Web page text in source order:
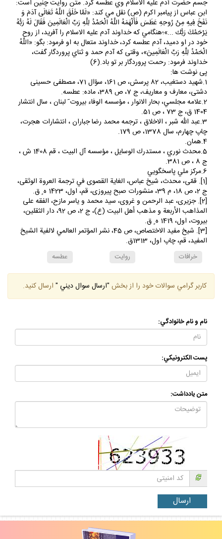
جسم حضرت آدم عليه الاسلام وي عطسه كرد. متن روايت چنين است:
ابن عباس از پيامبر اكرم (ص) نقل مي كند: «لَمَّا خَلَقَ اللَّهُ تَعَالَى آدَمَ وَ
نَفَخَ فِيهِ مِنْ رُوحِهِ عَطَسَ فَأَلْهَمَهُ اللَّهُ الْحَمْدُ لِلَّهِ رَبِّ الْعَالَمِينَ فَقَالَ لَهُ رَبُّهُ
يَرْحَمُكَ رَبُّك ...»؛هنگامي كه خداوند آدم عليه الاسلام را آفريد، از روح
خود در او دميد، آدم عطسه كرد، خداوند متعال به او فرمود: بگو: «اللَّهُ
الْحَمْدُ لِلَّهِ رَبِّ الْعَالَمِينَ»، وقتى كه آدم حمد و ثناي پروردگار گفت،
خداوند فرمود: رحمت پروردگار بر تو باد.(6)
پى نوشت ها:
1.شهيد دستغيب، 82 پرسش، ص 161، سؤال 71، مصطفى حسينى
دشتى، معارف و معاريف، ج 7، ص 389، ماده: عطسه.
2.علامه مجلسي، بحار الانوار ، مؤسسه الوفاء بيروت ٓ لبنان ، سال انتشار
1404 ق، ج 73 ، ص 51.
3.عبد الله شبر ، الاخلاق ، ترجمه محمد رضا جباران ، انتشارات هجرت،
چاپ چهارم، سال 1378، ص 179.
4.همان.
5.محدث نوري ، مستدرك الوسايل ، مؤسسه آل البيت ، قم 1408 ش ،
ج 8 ، ص 381.
6.مركز ملي پاسخگويي
[1]. قمّى، محدث، شيخ عباس، الغاية القصوى في ترجمة العروة الوثقى،
ج 2، ص 18، م 39، منشورات صبح پيروزى، قم، اول، 1423 ه ٍ ق.
[2]. جزيرى، عبد الرحمن و غروى، سيد محمد و ياسر مازح، الفقه على
المذاهب الأربعة و مذهب أهل البيت (ع)، ج 2، ص 92، دار الثقلين،
بيروت، اول، 1419 ه ٍ ق.
[3]. شيخ مفيد الاختصاص، ص 45، نشر المؤتمر العالمي لالفية الشيخ
المفيد، قم، چاپ اول، 1313ق.
خرافات روايت عطسه
كاربر گرامي سوالات خود را از بخش "ارسال سوال ديني " ارسال كنيد.
نام و نام خانوادگي:
پست الكترونيكي:
متن يادداشت: